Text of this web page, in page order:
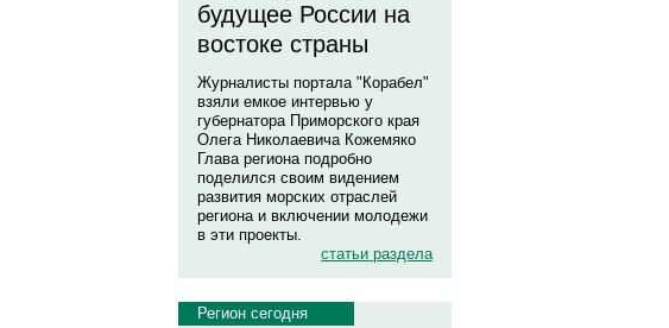
будущее России на
востоке страны
Журналисты портала "Корабел"
взяли емкое интервью у
губернатора Приморского края
Олега Николаевича Кожемяко
Глава региона подробно
поделился своим видением
развития морских отраслей
региона и включении молодежи
в эти проекты.
статьи раздела
Регион сегодня